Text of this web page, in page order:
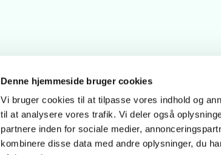
Denne hjemmeside bruger cookies
Vi bruger cookies til at tilpasse vores indhold og
til at analysere vores trafik. Vi deler også
partnere inden for sociale medier,
kombinere disse data med andre oplysninger, du
Privatlivspolitik